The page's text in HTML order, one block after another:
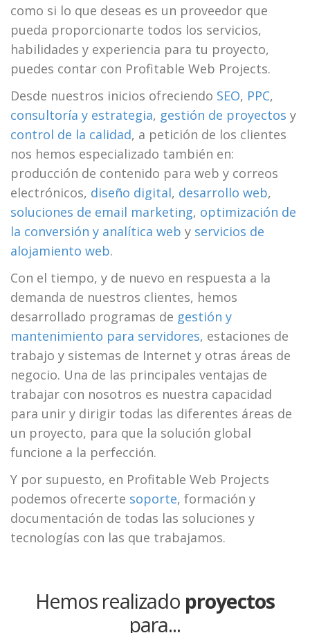
como si lo que deseas es un proveedor que
pueda proporcionarte todos los servicios,
habilidades y experiencia para tu proyecto,
puedes contar con Profitable Web Projects.
Desde nuestros inicios ofreciendo SEO, PPC,
consultoría y estrategia, gestión de proyectos y
control de la calidad, a petición de los clientes
nos hemos especializado también en:
producción de contenido para web y correos
electrónicos, diseño digital, desarrollo web,
soluciones de email marketing, optimización de
la conversión y analítica web y servicios de
alojamiento web.
Con el tiempo, y de nuevo en respuesta a la
demanda de nuestros clientes, hemos
desarrollado programas de gestión y
mantenimiento para servidores, estaciones de
trabajo y sistemas de Internet y otras áreas de
negocio. Una de las principales ventajas de
trabajar con nosotros es nuestra capacidad
para unir y dirigir todas las diferentes áreas de
un proyecto, para que la solución global
funcione a la perfección.
Y por supuesto, en Profitable Web Projects
podemos ofrecerte soporte, formación y
documentación de todas las soluciones y
tecnologías con las que trabajamos.
Hemos realizado proyectos
para...